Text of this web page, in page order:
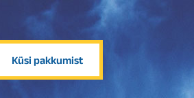
Küsi pakkumist